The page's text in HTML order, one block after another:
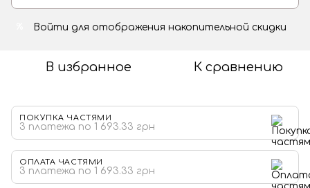
Войти для отображения накопительной скидки
В избранное К сравнению
ПОКУПКА ЧАСТЯМИ
3 платежа по 1 693.33 грн
ОПЛАТА ЧАСТЯМИ
3 платежа по 1 693.33 грн